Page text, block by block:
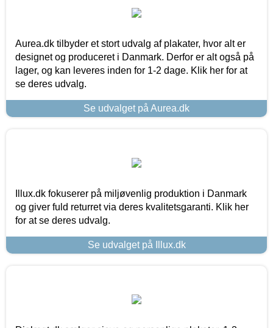
Aurea.dk tilbyder et stort udvalg af plakater, hvor alt er
designet og produceret i Danmark. Derfor er alt også på
lager, og kan leveres inden for 1-2 dage. Klik her for at
se deres udvalg.
Se udvalget på Aurea.dk
Illux.dk fokuserer på miljøvenlig produktion i Danmark
og giver fuld returret via deres kvalitetsgaranti. Klik her
for at se deres udvalg.
Se udvalget på Illux.dk